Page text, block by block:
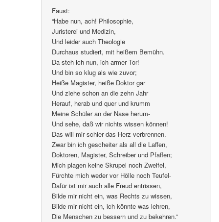
Faust:
“Habe nun, ach! Philosophie,
Juristerei und Medizin,
Und leider auch Theologie
Durchaus studiert, mit heißem Bemühn.
Da steh ich nun, ich armer Tor!
Und bin so klug als wie zuvor;
Heiße Magister, heiße Doktor gar
Und ziehe schon an die zehn Jahr
Herauf, herab und quer und krumm
Meine Schüler an der Nase herum-
Und sehe, daß wir nichts wissen können!
Das will mir schier das Herz verbrennen.
Zwar bin ich gescheiter als all die Laffen,
Doktoren, Magister, Schreiber und Pfaffen;
Mich plagen keine Skrupel noch Zweifel,
Fürchte mich weder vor Hölle noch Teufel-
Dafür ist mir auch alle Freud entrissen,
Bilde mir nicht ein, was Rechts zu wissen,
Bilde mir nicht ein, ich könnte was lehren,
Die Menschen zu bessern und zu bekehren.”